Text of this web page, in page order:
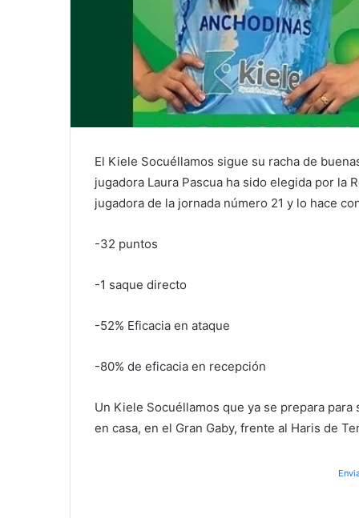
El Kiele Socuéllamos sigue su racha de
jugadora Laura Pascua ha sido elegida por la
jugadora de la jornada número 21 y lo hace
-32 puntos
-1 saque directo
-52% Eficacia en ataque
-80% de eficacia en recepción
Un Kiele Socuéllamos que ya se prepara
en casa, en el Gran Gaby, frente al Haris de